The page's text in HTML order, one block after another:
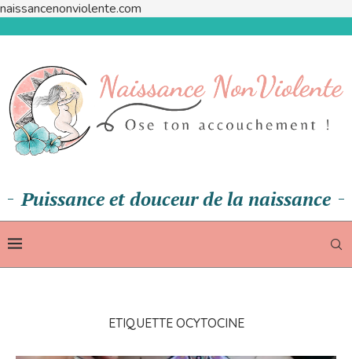
naissancenonviolente.com
Puissance et douceur de la naissance
ETIQUETTE OCYTOCINE